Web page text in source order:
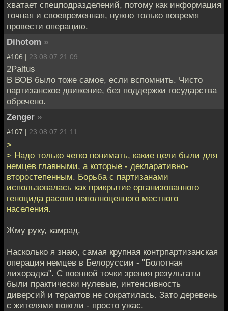
хватает спецподразделений, потому как информация
точная и своевременная, нужно только вовремя
провести операцию.
Dihotom »
#106 | 23.08.07 21:09
2Paltus
В ВОВ было тоже самое, если вспомнить. Чисто
партизанское движение, без поддержки государства
обречено.
Zenger »
#107 | 23.08.07 21:11
>
> Надо только четко понимать, какие цели были для
немцев главными, а которые - декларативно-
второстепенным. Борьба с партизанами
использовалась как прикрытие организованного
геноцида расово неполноценного местного
населения.
Жму руку, камрад.
Насколько я знаю, самая крупная контрпартизанская
операция немцев в Белоруссии - "Болотная
лихорадка". С военной точки зрения результаты
были практически нулевые, интенсивность
диверсий и терактов не сократилась. Зато деревень
с жителями пожгли - просто ужас.